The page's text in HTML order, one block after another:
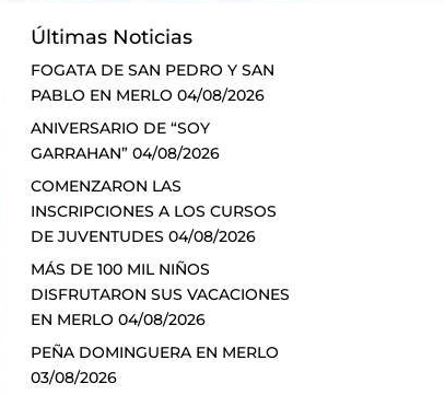
Últimas Noticias
FOGATA DE SAN PEDRO Y SAN
PABLO EN MERLO 04/08/2026
ANIVERSARIO DE “SOY
GARRAHAN” 04/08/2026
COMENZARON LAS
INSCRIPCIONES A LOS CURSOS
DE JUVENTUDES 04/08/2026
MÁS DE 100 MIL NIÑOS
DISFRUTARON SUS VACACIONES
EN MERLO 04/08/2026
PEÑA DOMINGUERA EN MERLO
03/08/2026